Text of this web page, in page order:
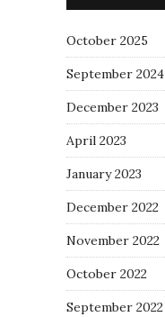
October 2025
September 2024
December 2023
April 2023
January 2023
December 2022
November 2022
October 2022
September 2022